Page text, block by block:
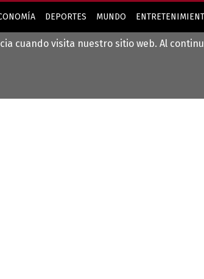
cuando visita nuestro sitio web. Al
DEPORTES MUNDO